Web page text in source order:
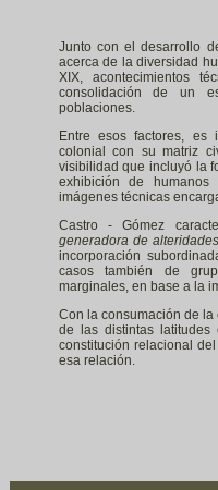
Junto con el desarrollo
acerca de la diversidad
XIX, acontecimientos
consolidación de un
poblaciones.
Entre esos factores, es
colonial con su matriz
visibilidad que incluyó la
exhibición de
imágenes técnicas
Castro - Gómez
generadora de
incorporación
casos también de
marginales, en base a la
Con la consumación de
de las distintas
constitución relacional
esa relación.